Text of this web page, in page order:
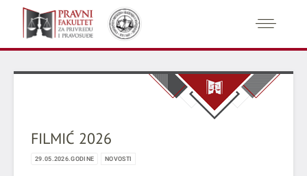
FILMIĆ 2026
29.05.2026.GODINE NOVOSTI